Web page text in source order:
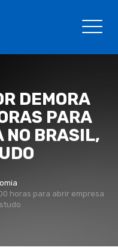
DEMORA
PARA
NO BRASIL,
horas para abrir empresa